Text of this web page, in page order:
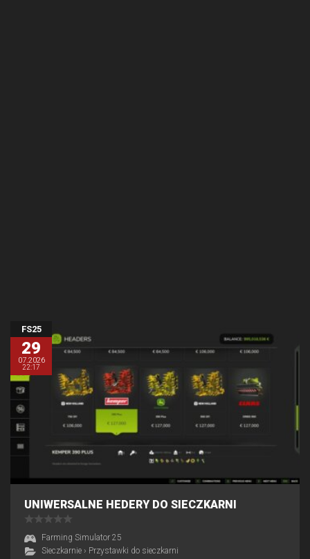
FS25
29
07.2026
22:17
UNIWERSALNE HEDERY DO SIECZKARNI
Farming Simulator 25
Sieczkarnie › Przystawki do sieczkarni